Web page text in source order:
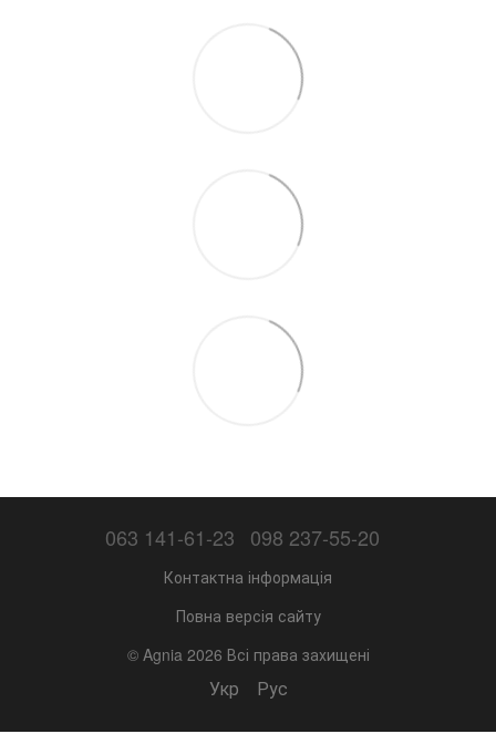
063 141-61-23 098 237-55-20
Контактна інформація
Повна версія сайту
© Agnia 2026 Всі права захищені
Укр Рус